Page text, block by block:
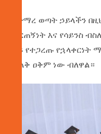
የተማረ ወጣት ኃይላችን
ቁርጠኝነት እና የሳይንስ
ላይ የተጋረጡ
ትልቅ ዐቅም ነው ብለዋል።